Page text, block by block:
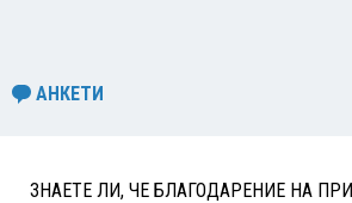
АНКЕТИ
ЗНАЕТЕ ЛИ, ЧЕ БЛАГОДАРЕНИЕ НА